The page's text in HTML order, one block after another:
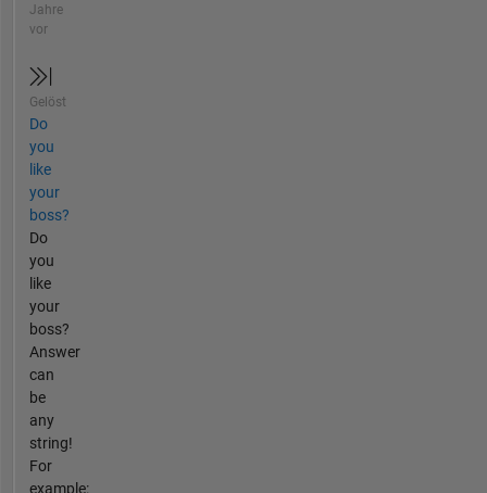
Jahre
vor
Gelöst
Do
you
like
your
boss?
Do
you
like
your
boss?
Answer
can
be
any
string!
For
example: